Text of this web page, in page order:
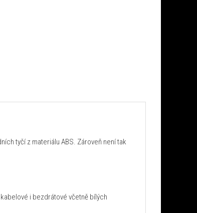
tyčí z materiálu ABS. Zároveň není tak
i bezdrátové včetně bílých